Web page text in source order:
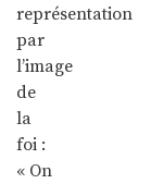
représentation
par
l’image
de
la
foi :
« On